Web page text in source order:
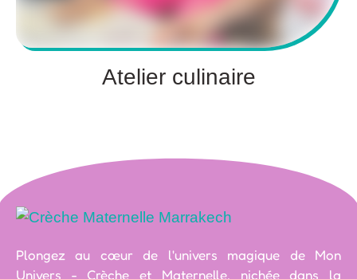
Atelier culinaire
Plongez au cœur de l'univers magique de Mon
Univers - Crèche et Maternelle, nichée dans la